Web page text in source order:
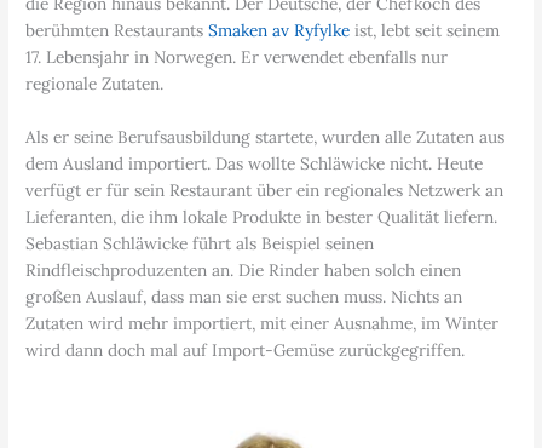
berühmten RestaurantsSmaken av Ryfylke ist, lebt seit seinem
17. Lebensjahr in Norwegen. Er verwendet ebenfalls nur
regionale Zutaten.
Als er seine Berufsausbildung startete, wurden alle Zutaten aus
dem Ausland importiert. Das wollte Schläwicke nicht. Heute
verfügt er für sein Restaurant über ein regionales Netzwerk an
Lieferanten, die ihm lokale Produkte in bester Qualität liefern.
Sebastian Schläwicke führt als Beispiel seinen
Rindfleischproduzenten an. Die Rinder haben solch einen
großen Auslauf, dass man sie erst suchen muss. Nichts an
Zutaten wird mehr importiert, mit einer Ausnahme, im Winter
wird dann doch mal auf Import-Gemüse zurückgegriffen.